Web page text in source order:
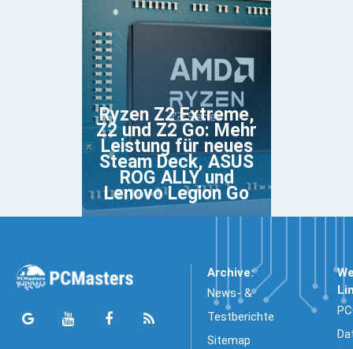
Ryzen Z2 Extreme,
Z2 und Z2 Go: Mehr
Leistung für neues
Steam Deck, ASUS
ROG ALLY und
Lenovo Legion Go
Archive:
News- &
Testberichte
Sitemap